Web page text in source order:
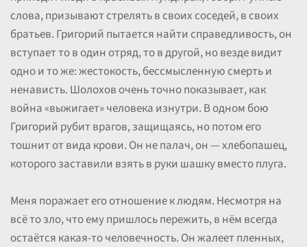
слова, призывают стрелять в своих соседей, в своих
братьев. Григорий пытается найти справедливость, он
вступает то в один отряд, то в другой, но везде видит
одно и то же: жестокость, бессмысленную смерть и
ненависть. Шолохов очень точно показывает, как
война «выжигает» человека изнутри. В одном бою
Григорий рубит врагов, защищаясь, но потом его
тошнит от вида крови. Он не палач, он — хлебопашец,
которого заставили взять в руки шашку вместо плуга.
Меня поражает его отношение к людям. Несмотря на
всё то зло, что ему пришлось пережить, в нём всегда
остаётся какая-то человечность. Он жалеет пленных,